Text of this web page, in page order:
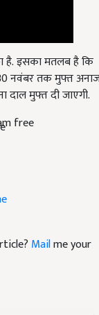
है. इसका मतलब है कि
नवंबर तक मुफ्त अनाज
दाल मुफ्त दी जाएगी.
free